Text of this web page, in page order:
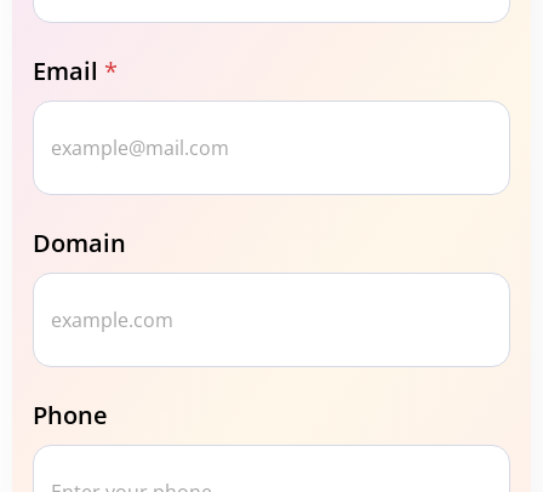
Email *
Domain
Phone